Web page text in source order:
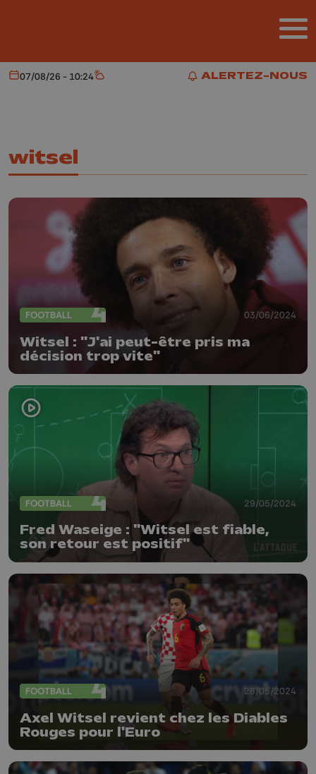
ALERTEZ-NOUS
ALERTEZ-NOUS
Aujourd'hui
07/08/26 - 10:24 Météo
witsel
FOOTBALL 03/06/2024
Witsel : "J'ai peut-être pris ma
décision trop vite"
FOOTBALL 29/05/2024
Fred Waseige : "Witsel est fiable,
son retour est positif"
FOOTBALL 28/05/2024
Axel Witsel revient chez les Diables
Rouges pour l'Euro